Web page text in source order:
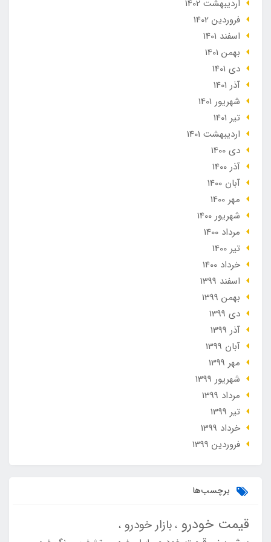
ارديبهشت 1402
فروردین 1402
اسفند 1401
بهمن 1401
دی 1401
آذر 1401
شهریور 1401
تير 1401
ارديبهشت 1401
دی 1400
آذر 1400
آبان 1400
مهر 1400
شهریور 1400
مرداد 1400
تير 1400
خرداد 1400
اسفند 1399
بهمن 1399
دی 1399
آذر 1399
آبان 1399
مهر 1399
شهریور 1399
مرداد 1399
تير 1399
خرداد 1399
فروردین 1399
برچسب‌ها
قیمت خودرو بازار خودرو